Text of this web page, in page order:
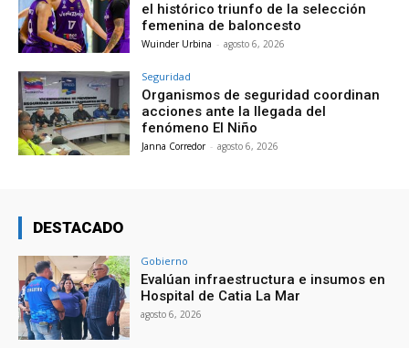
el histórico triunfo de la selección
femenina de baloncesto
Wuinder Urbina - agosto 6, 2026
Seguridad
Organismos de seguridad coordinan
acciones ante la llegada del
fenómeno El Niño
Janna Corredor - agosto 6, 2026
DESTACADO
Gobierno
Evalúan infraestructura e insumos en
Hospital de Catia La Mar
agosto 6, 2026